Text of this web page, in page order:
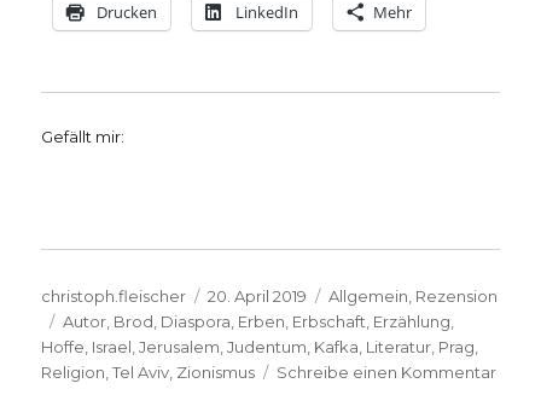
Drucken LinkedIn Mehr
Gefällt mir:
Autor
christoph.fleischer
Veröffentlicht
am
20. April 2019 Kategorien
Allgemein Rezension
Schlagwörter
Autor Brod Diaspora Erben Erbschaft Erzählung
Hoffe Israel ,Jerusalem ,Judentum Kafka Literatur Prag
Religion ,Tel Aviv Zionismus Schreibe einen Kommentarzu